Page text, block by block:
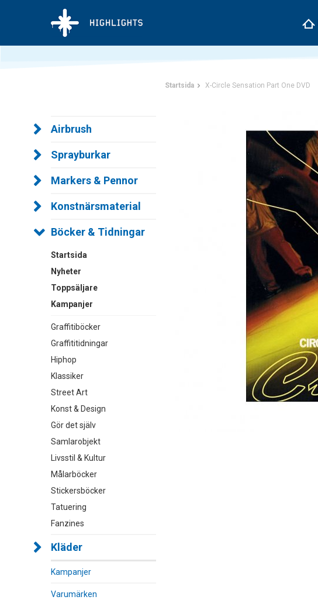
Airbrush
Sprayburkar
Markers & Pennor
Konstnärsmaterial
Böcker & Tidningar
Startsida
Nyheter
Toppsäljare
Kampanjer
Graffitiböcker
Graffititidningar
Hiphop
Klassiker
Street Art
Konst & Design
Gör det själv
Samlarobjekt
Livsstil & Kultur
Målarböcker
Stickersböcker
Tatuering
Fanzines
Kläder
Kampanjer
Varumärken
Startsida X-Circle Sensation Part One DVD